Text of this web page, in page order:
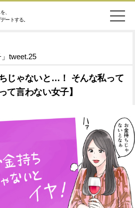
、
ートする。
妊娠・出産
ワークスタイル
ファッション
SDGs
検
」tweet.25
じゃないと…！ そんな私って
言わない女子】